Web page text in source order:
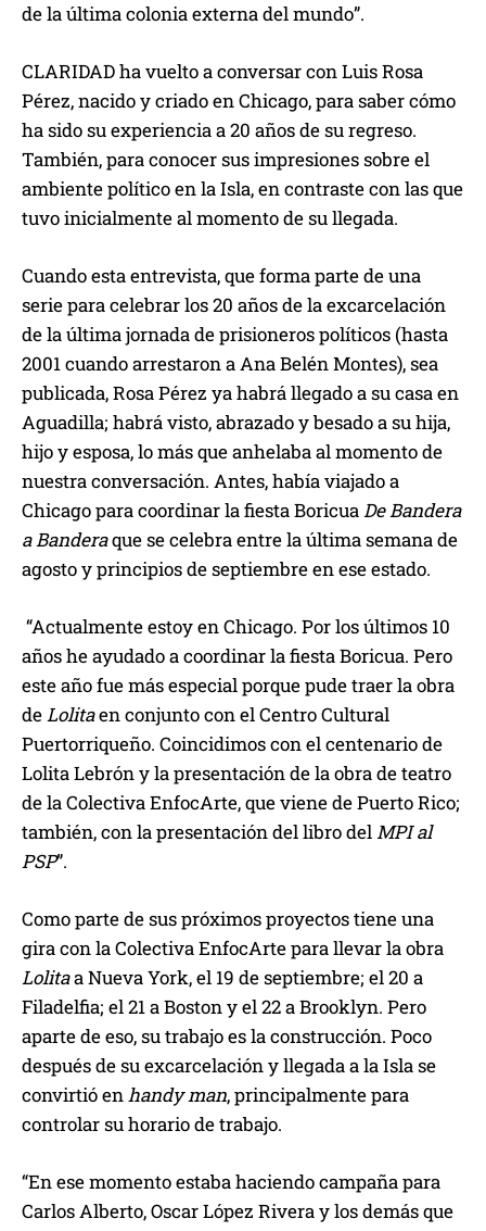
de la última colonia externa del mundo”.
CLARIDAD ha vuelto a conversar con Luis Rosa
Pérez, nacido y criado en Chicago, para saber cómo
ha sido su experiencia a 20 años de su regreso.
También, para conocer sus impresiones sobre el
ambiente político en la Isla, en contraste con las que
tuvo inicialmente al momento de su llegada.
Cuando esta entrevista, que forma parte de una
serie para celebrar los 20 años de la excarcelación
de la última jornada de prisioneros políticos (hasta
2001 cuando arrestaron a Ana Belén Montes), sea
publicada, Rosa Pérez ya habrá llegado a su casa en
Aguadilla; habrá visto, abrazado y besado a su hija,
hijo y esposa, lo más que anhelaba al momento de
nuestra conversación. Antes, había viajado a
Chicago para coordinar la fiesta BoricuaDe Bandera
a Banderaque se celebra entre la última semana de
agosto y principios de septiembre en ese estado.
“Actualmente estoy en Chicago. Por los últimos 10
años he ayudado a coordinar la fiesta Boricua. Pero
este año fue más especial porque pude traer la obra
deLolitaen conjunto con el Centro Cultural
Puertorriqueño. Coincidimos con el centenario de
Lolita Lebrón y la presentación de la obra de teatro
de la Colectiva EnfocArte, que viene de Puerto Rico;
también, con la presentación del libro delMPI al
PSP”.
Como parte de sus próximos proyectos tiene una
gira con la Colectiva EnfocArte para llevar la obra
Lolitaa Nueva York, el 19 de septiembre; el 20 a
Filadelfia; el 21 a Boston y el 22 a Brooklyn. Pero
aparte de eso, su trabajo es la construcción. Poco
después de su excarcelación y llegada a la Isla se
convirtió enhandy man, principalmente para
controlar su horario de trabajo.
“En ese momento estaba haciendo campaña para
Carlos Alberto, Oscar López Rivera y los demás que